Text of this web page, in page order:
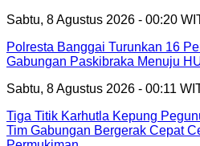
Sabtu, 8 Agustus 2026 - 00:20
Polresta Banggai Turunkan 16
Gabungan Paskibraka Menuju
Sabtu, 8 Agustus 2026 - 00:11
Tiga Titik Karhutla Kepung
Tim Gabungan Bergerak Cepat